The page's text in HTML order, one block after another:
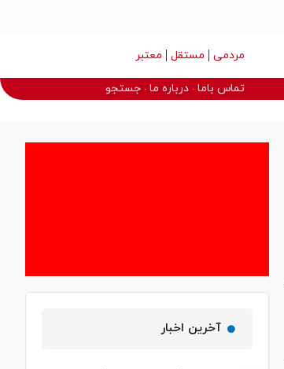
مردمی مستقل معتبر
تماس باما درباره ما جستجو
آخرین اخبار